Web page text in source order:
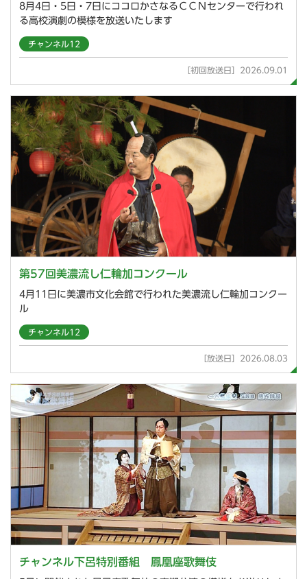
8月4日・5日・7日にココロかさなるＣＣＮセンターで行われ
る高校演劇の模様を放送いたします
チャンネル12
［初回放送日］2026.09.01
第57回美濃流し仁輪加コンクール
4月11日に美濃市文化会館で行われた美濃流し仁輪加コンクー
ル
チャンネル12
［放送日］2026.08.03
チャンネル下呂特別番組 鳳凰座歌舞伎